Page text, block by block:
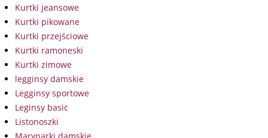
Kurtki jeansowe
Kurtki pikowane
Kurtki przejściowe
Kurtki ramoneski
Kurtki zimowe
legginsy damskie
Legginsy sportowe
Leginsy basic
Listonoszki